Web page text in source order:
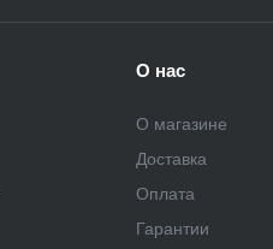
О нас
О магазине
Доставка
Оплата
Гарантии